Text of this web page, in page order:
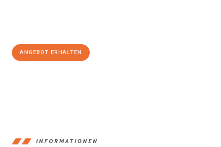
ANGEBOT ERHALTEN
INFORMATIONEN